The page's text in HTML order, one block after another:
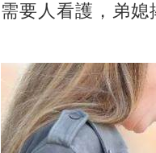
需要人看護，弟媳